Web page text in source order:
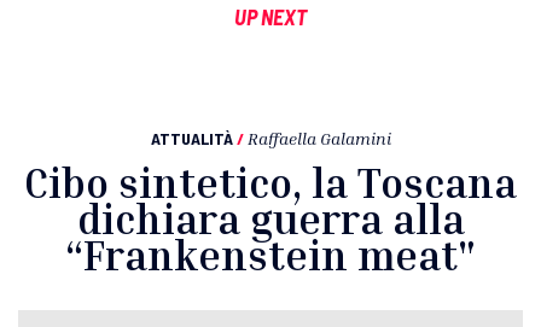
UP NEXT
ATTUALITÀ / Raffaella Galamini
Cibo sintetico, la Toscana
dichiara guerra alla
“Frankenstein meat"